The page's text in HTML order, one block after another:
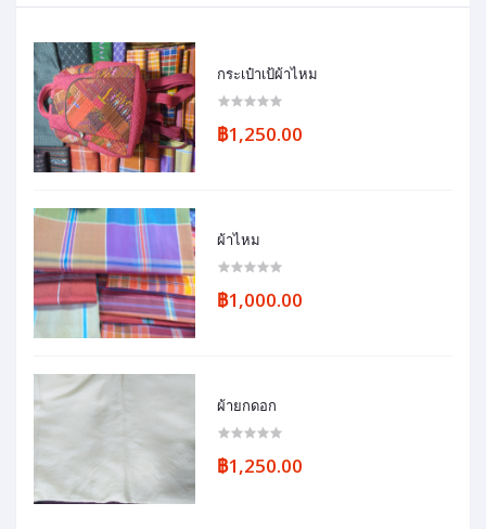
กระเป๋าเป้ผ้าไหม
฿1,250.00
ผ้าไหม
฿1,000.00
ผ้ายกดอก
฿1,250.00